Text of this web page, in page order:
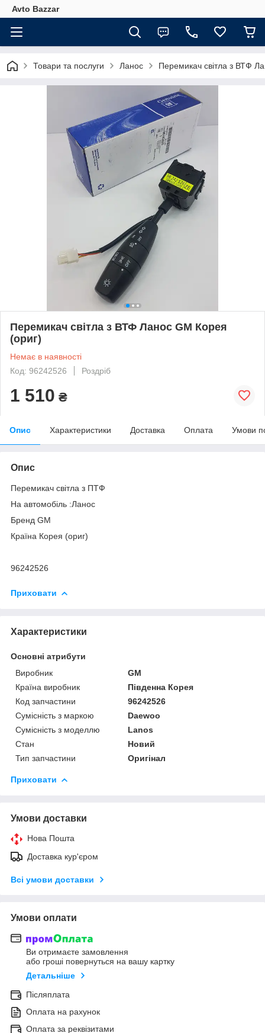
Avto Bazzar
Товари та послуги Ланос Перемикач світла з ВТФ
Перемикач світла з ВТФ Ланос GM Корея
(ориг)
Немає в наявності
Код: 96242526
Роздріб
1 510 ₴
Опис Характеристики Доставка Оплата Умови
Опис
Перемикач світла з ПТФ
На автомобіль :Ланос
Бренд GM
Країна Корея (ориг)
96242526
Приховати
Характеристики
Основні атрибути
Виробник
GM
Країна виробник
Південна Корея
Код запчастини
96242526
Сумісність з маркою
Daewoo
Сумісність з моделлю
Lanos
Стан
Новий
Тип запчастини
Оригінал
Приховати
Умови доставки
Нова Пошта
Доставка кур'єром
Всі умови доставки
Умови оплати
Ви отримаєте замовлення
або гроші повернуться на вашу картку
Детальніше
Післяплата
Оплата на рахунок
Оплата за реквізитами